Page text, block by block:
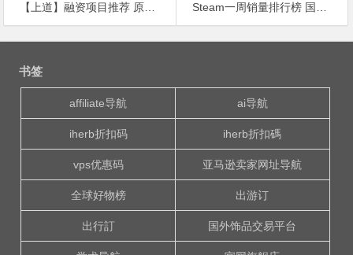
【上道】融资项目推荐 原创回合制卡牌RPG游戏《扑杀三国》
Steam一周销量排行榜 国产RPG游戏成功杀进前十
文
书签
affiliate导航 ai导航
iherb折扣码 iherb折扣碼
vps优惠码 亚马逊卖家网址导航
全球好物榜 出游订
出行訂 国外饰品交易平台